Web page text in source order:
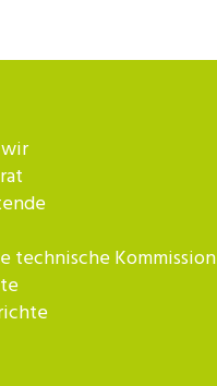
technische Kommission